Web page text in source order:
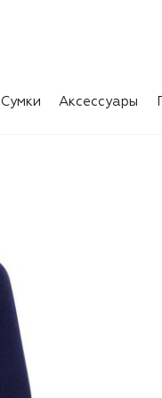
Сумки Аксессуары